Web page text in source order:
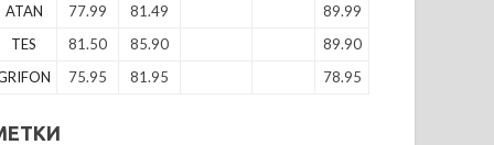
ATAN 77.99 81.49
89.99
TES
81.50 85.90
89.90
75.95 81.95 78.95